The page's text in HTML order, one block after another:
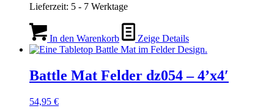
Lieferzeit: 5 - 7 Werktage
In den Warenkorb Zeige Details
Battle Mat Felder dz054 – 4’x4′
54,95 €